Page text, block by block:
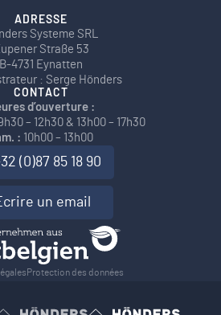
ADRESSE
Systeme SRL
Straße 53
B-4731 Eynatten
: Serge Hönders
CONTACT
d’ouverture :
– 12h30 & 13h00 – 17h30
: 10h00 – 13h00
(0)87 85 18 90
un email
Protection des données